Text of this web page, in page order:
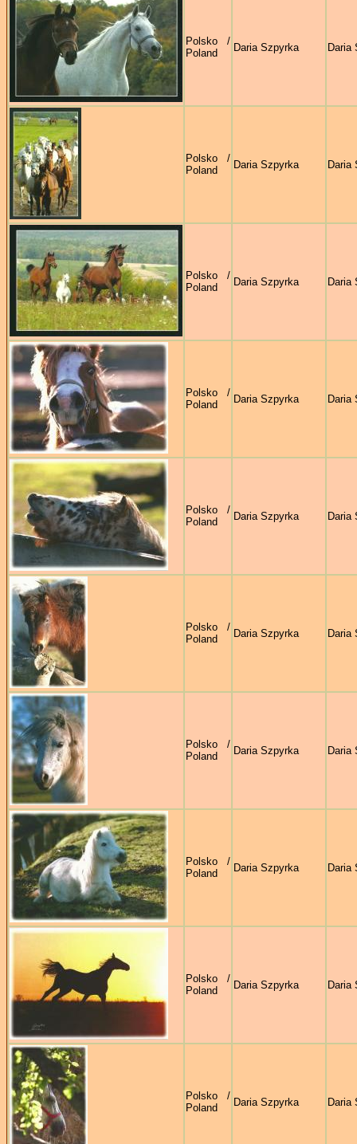
Polsko /
Poland
Daria Szpyrka Daria
Polsko /
Poland
Daria Szpyrka Daria
Polsko /
Poland
Daria Szpyrka Daria
Polsko /
Poland
Daria Szpyrka Daria
Polsko /
Poland
Daria Szpyrka Daria
Polsko /
Poland
Daria Szpyrka Daria
Polsko /
Poland
Daria Szpyrka Daria
Polsko /
Poland
Daria Szpyrka Daria
Polsko /
Poland
Daria Szpyrka Daria
Polsko /
Poland
Daria Szpyrka Daria